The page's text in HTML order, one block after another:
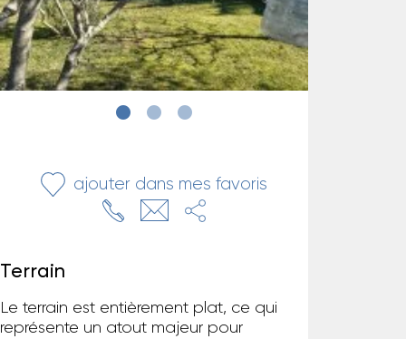
ajouter dans mes favoris
Terrain
Le terrain est entièrement plat, ce qui
représente un atout majeur pour